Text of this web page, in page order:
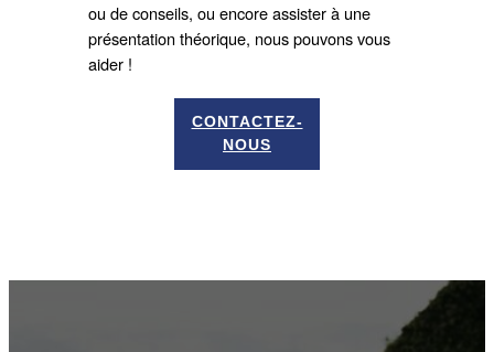
ou de conseils, ou encore assister à une
présentation théorique, nous pouvons vous
aider !
CONTACTEZ-
NOUS